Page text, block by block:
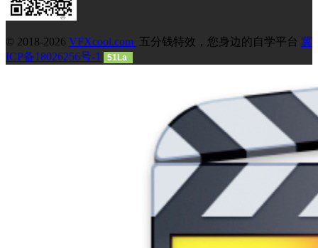
© 2018-2026 VFXcool.com 五分钱特效，您身边的自学平台 冀
ICP备18026256号-1
51La